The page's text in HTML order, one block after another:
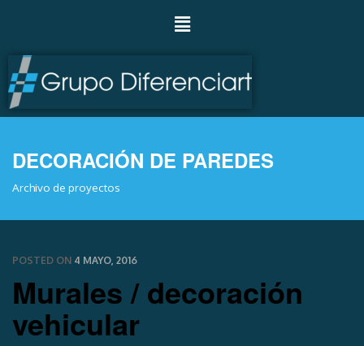
DECORACIÓN DE PAREDES
Archivo de proyectos
POSTED ON 4 MAYO, 2016
Murales / decoración
vehicular